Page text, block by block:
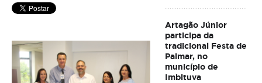
Artagão Júnior
participa da
tradicional Festa de
Palmar, no
município de
Imbituva